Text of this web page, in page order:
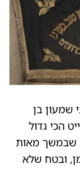
שמעון בן
הכי גדול
שבמשך מאות
ובטח שלא